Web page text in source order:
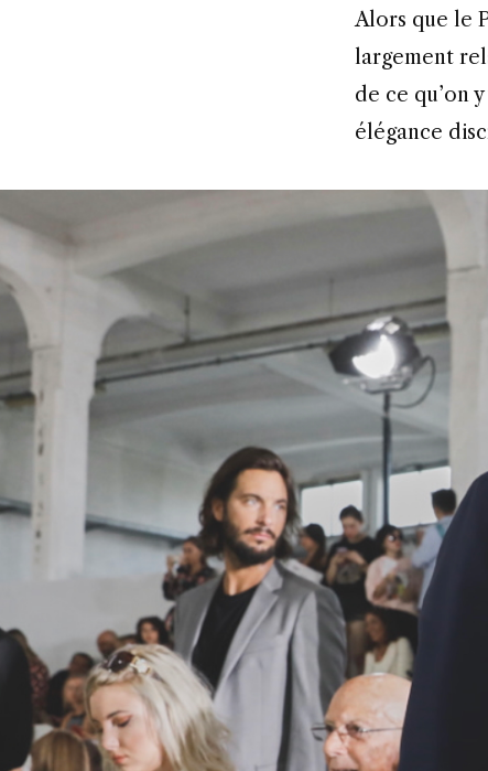
Alors que le Pitti Uomo est devenu, au fil des années, un théâtre à ciel ouvert
largement
de ce qu’on
élégance